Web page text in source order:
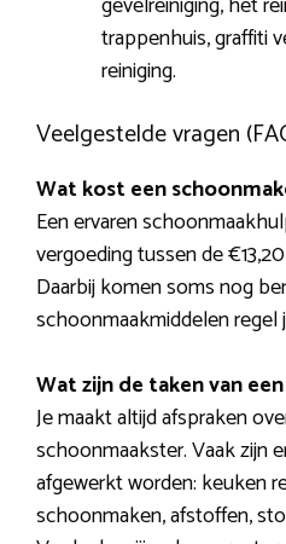
trappenhuis, graffiti
reiniging.
Veelgestelde vragen
Wat kost een
Een ervaren
vergoeding tussen de
Daarbij komen soms nog
schoonmaakmiddelen regel
Wat zijn de taken van
Je maakt altijd afspraken
schoonmaakster. Vaak zijn
afgewerkt worden: keuken
schoonmaken, afstoffen,